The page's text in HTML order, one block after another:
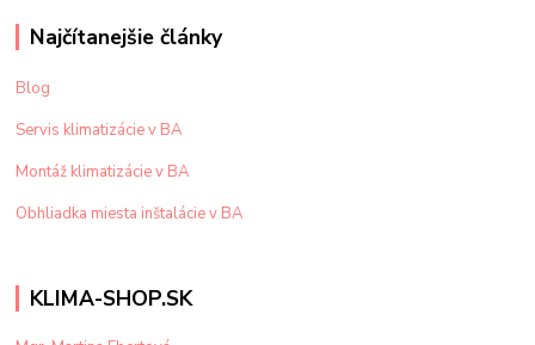
Najčítanejšie články
Blog
Servis klimatizácie v BA
Montáž klimatizácie v BA
Obhliadka miesta inštalácie v BA
KLIMA-SHOP.SK